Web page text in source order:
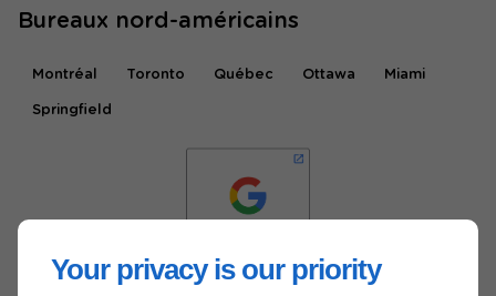
Your privacy is our priority
Bureaux nord-américains
Montréal Toronto Québec Ottawa Miami
Springfield